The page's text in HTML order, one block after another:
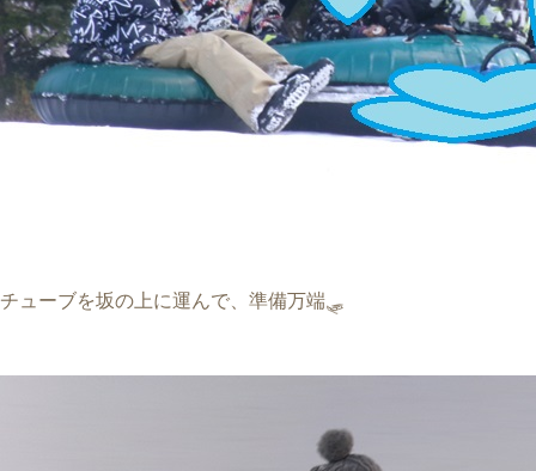
チューブを坂の上に運んで、準備万端🛷